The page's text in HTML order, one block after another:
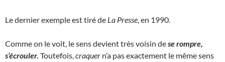
Le dernier exemple est tiré de La Presse, en 1990.
Comme on le voit, le sens devient très voisin dese rompre,
s’écrouler. Toutefois,craquer n’a pas exactement le même sens